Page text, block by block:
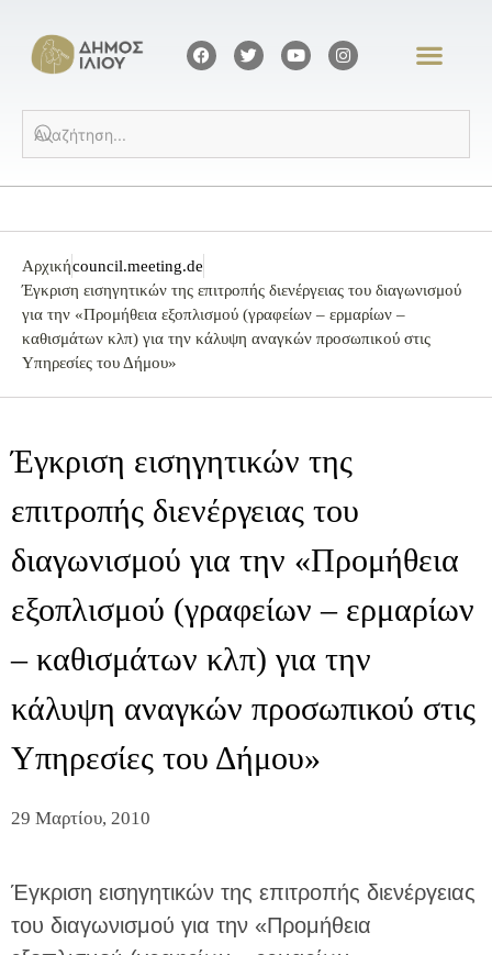
Αρχικήcouncil.meeting.de
Έγκριση εισηγητικών της επιτροπής διενέργειας του διαγωνισμού
για την «Προμήθεια εξοπλισμού (γραφείων – ερμαρίων –
καθισμάτων κλπ) για την κάλυψη αναγκών προσωπικού στις
Υπηρεσίες του Δήμου»
Έγκριση εισηγητικών της
επιτροπής διενέργειας του
διαγωνισμού για την «Προμήθεια
εξοπλισμού (γραφείων – ερμαρίων
– καθισμάτων κλπ) για την
κάλυψη αναγκών προσωπικού στις
Υπηρεσίες του Δήμου»
29 Μαρτίου, 2010
Έγκριση εισηγητικών της επιτροπής διενέργειας
του διαγωνισμού για την «Προμήθεια